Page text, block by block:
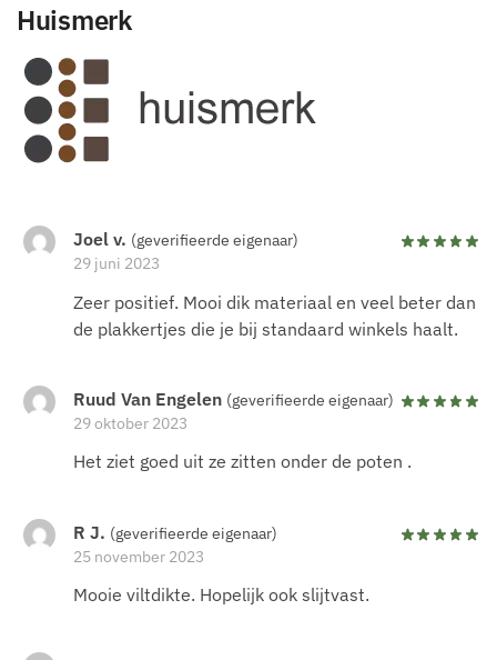
Huismerk
Joel v. (geverifieerde eigenaar)
29 juni 2023
Zeer positief. Mooi dik materiaal en veel beter dan
de plakkertjes die je bij standaard winkels haalt.
Ruud Van Engelen (geverifieerde eigenaar)
29 oktober 2023
Het ziet goed uit ze zitten onder de poten .
R J. (geverifieerde eigenaar)
25 november 2023
Mooie viltdikte. Hopelijk ook slijtvast.